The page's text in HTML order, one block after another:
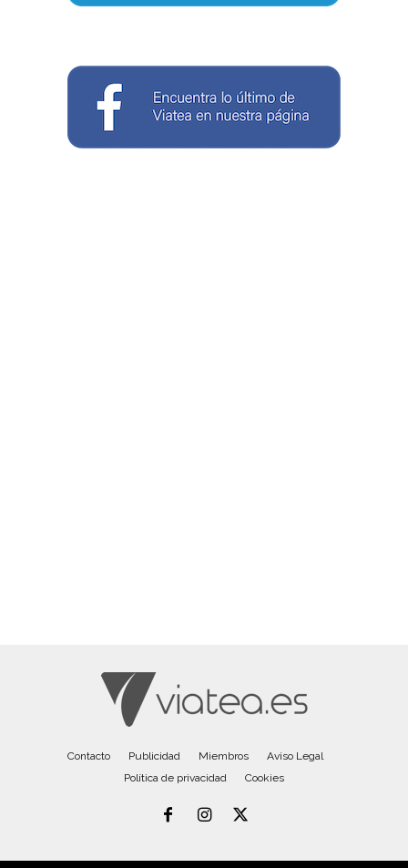
Contacto Publicidad Miembros
Aviso Legal
Política de privacidad
Cookies